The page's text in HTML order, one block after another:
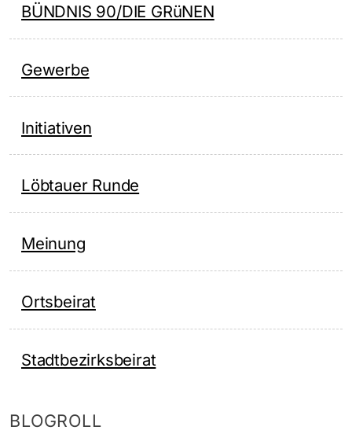
BÜNDNIS 90/DIE GRüNEN
Gewerbe
Initiativen
Löbtauer Runde
Meinung
Ortsbeirat
Stadtbezirksbeirat
BLOGROLL